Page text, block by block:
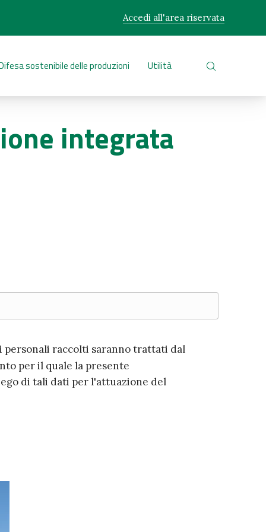
Accedi all'area riservata
sostenibile delle produzioni Utilità
CERCA NEL
integrata
personali raccolti saranno trattati dal
per il quale la presente
di tali dati per l'attuazione del